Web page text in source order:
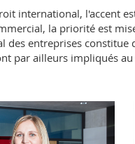
international, l'accent
la priorité est
entreprises constitue
par ailleurs impliqués